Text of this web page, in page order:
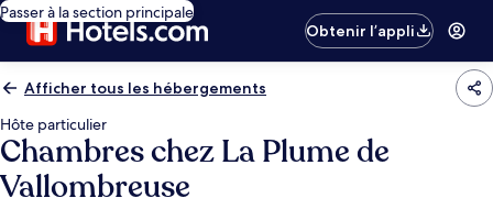
Passer à la section principale
Obtenir l’appli
Afficher tous les hébergements
Hôte particulier
Chambres chez La Plume de
Vallombreuse